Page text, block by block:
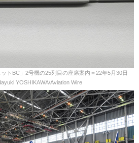
トBC」2号機の25列目の座席案内＝22年5月30日
YOSHIKAWA/Aviation Wire